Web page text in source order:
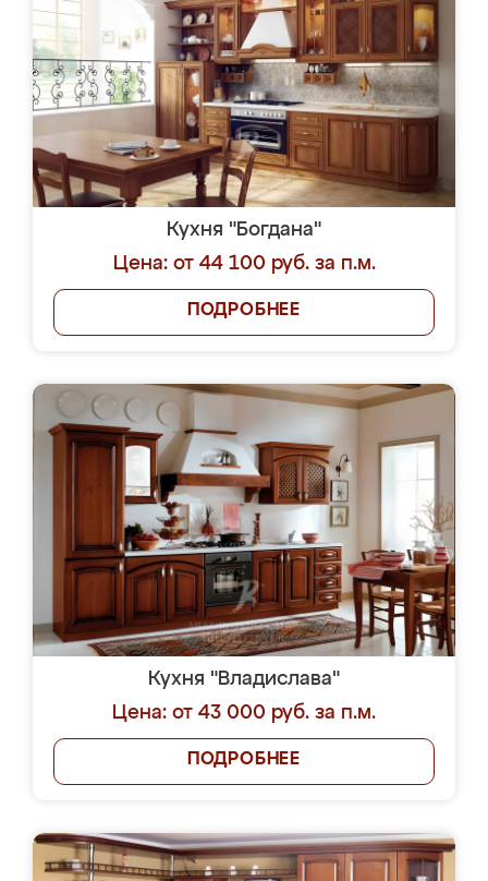
Кухня "Богдана"
Цена: от 44 100 руб. за п.м.
ПОДРОБНЕЕ
Кухня "Владислава"
Цена: от 43 000 руб. за п.м.
ПОДРОБНЕЕ